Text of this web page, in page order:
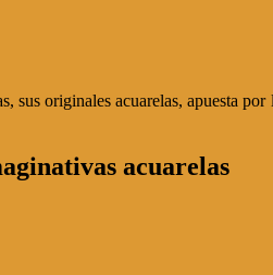
sus originales acuarelas, apuesta por
acuarelas